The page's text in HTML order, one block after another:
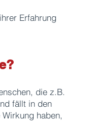
Erfahrung
die z.B.
fällt in den
haben,